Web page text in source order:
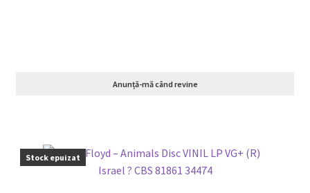
Anunță-mă când revine
Stock epuizat